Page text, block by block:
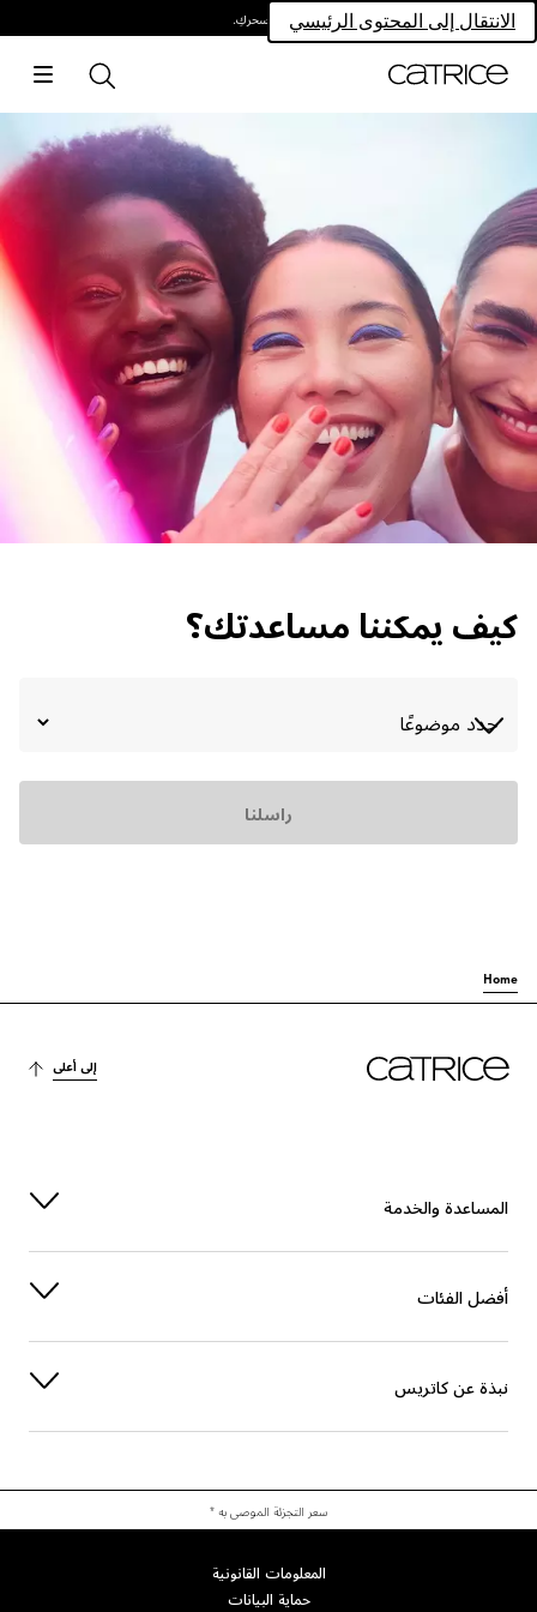
الانتقال إلى المحتوى الرئيسيامتلكي سحركِ.
كيف يمكننا مساعدتك؟
راسلنا
Home
إلى أعلى
المساعدة والخدمة
أفضل الفئات
نبذة عن كاتريس
سعر التجزئة الموصى به *
المعلومات القانونية
حماية البيانات